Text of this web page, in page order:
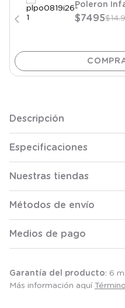
Poleron
$7495$14.
Descripción
Especificaciones
Nuestras tiendas
Métodos de envío
Medios de pago
Garantía del producto: 6
Más información aquí